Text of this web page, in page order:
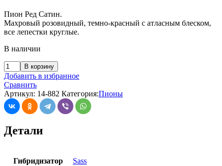
Пион Ред Сатин.
Махровый розовидный, темно-красный с атласным блеском,
все лепестки круглые.
В наличии
В корзину
Добавить в избранное
Сравнить
Артикул: 14-882 Категория:Пионы
Детали
Гибридизатор Sass